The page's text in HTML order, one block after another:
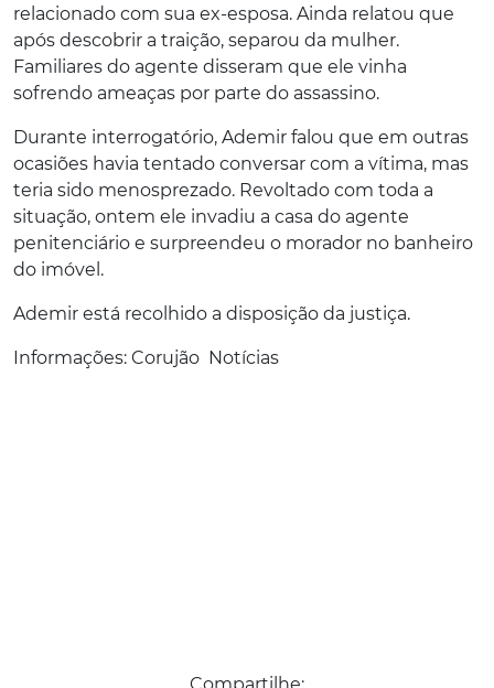
relacionado com sua ex-esposa. Ainda relatou que
após descobrir a traição, separou da mulher.
Familiares do agente disseram que ele vinha
sofrendo ameaças por parte do assassino.
Durante interrogatório, Ademir falou que em outras
ocasiões havia tentado conversar com a vítima, mas
teria sido menosprezado. Revoltado com toda a
situação, ontem ele invadiu a casa do agente
penitenciário e surpreendeu o morador no banheiro
do imóvel.
Ademir está recolhido a disposição da justiça.
Informações: Corujão Notícias